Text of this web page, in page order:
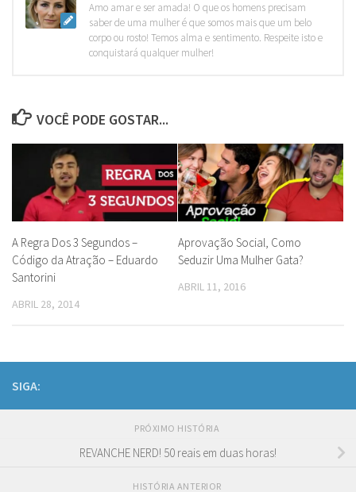
Amo amar e ser amada! O que os homens precisam
saber de uma mulher é que somos mais que um belo
corpo ou rosto! Temos alma e sentimento. Respeite isto e
conquistará qualquer mulher!
VOCÊ PODE GOSTAR...
A Regra Dos 3 Segundos –
Código da Atração – Eduardo
Santorini
ABRIL 28, 2014
Aprovação Social, Como
Seduzir Uma Mulher Gata?
ABRIL 11, 2016
SIGA:
PRÓXIMO HISTÓRIA
REVANCHE NERD! 50 reais em duas horas!
HISTÓRIA ANTERIOR